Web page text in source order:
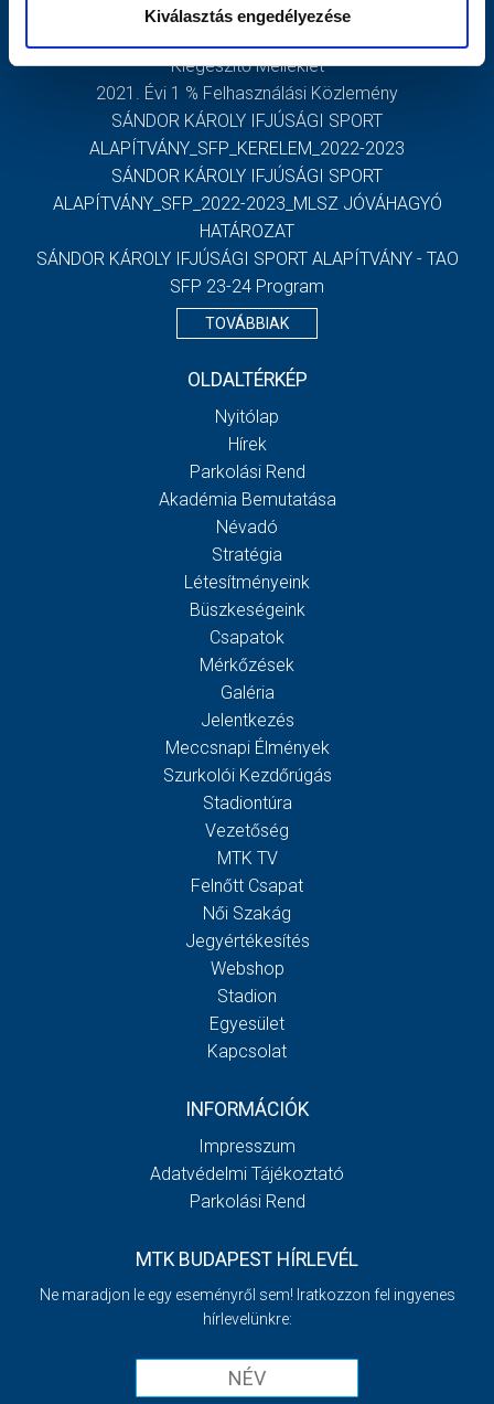
Kiválasztás engedélyezése
2021-2022 MLSZ JÓVÁHAGYÓ HATÁROZAT
Kiegészítő Melléklet
2021. Évi 1 % Felhasználási Közlemény
SÁNDOR KÁROLY IFJÚSÁGI SPORT
ALAPÍTVÁNY_SFP_KERELEM_2022-2023
SÁNDOR KÁROLY IFJÚSÁGI SPORT
ALAPÍTVÁNY_SFP_2022-2023_MLSZ JÓVÁHAGYÓ
HATÁROZAT
SÁNDOR KÁROLY IFJÚSÁGI SPORT ALAPÍTVÁNY - TAO
SFP 23-24 Program
TOVÁBBIAK
OLDALTÉRKÉP
Nyitólap
Hírek
Parkolási Rend
Akadémia Bemutatása
Névadó
Stratégia
Létesítményeink
Büszkeségeink
Csapatok
Mérkőzések
Galéria
Jelentkezés
Meccsnapi Élmények
Szurkolói Kezdőrúgás
Stadiontúra
Vezetőség
MTK TV
Felnőtt Csapat
Női Szakág
Jegyértékesítés
Webshop
Stadion
Egyesület
Kapcsolat
INFORMÁCIÓK
Impresszum
Adatvédelmi Tájékoztató
Parkolási Rend
MTK BUDAPEST HÍRLEVÉL
Ne maradjon le egy eseményről sem! Iratkozzon fel ingyenes
hírlevelünkre: